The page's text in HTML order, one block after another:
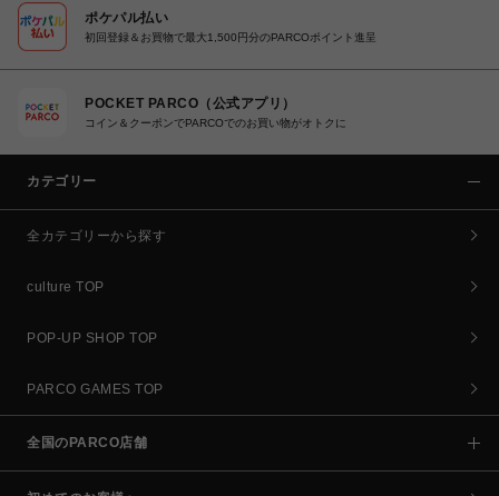
ポケパル払い
初回登録＆お買物で最大1,500円分のPARCOポイント進呈
POCKET PARCO（公式アプリ）
コイン＆クーポンでPARCOでのお買い物がオトクに
カテゴリー
全カテゴリーから探す
culture TOP
POP-UP SHOP TOP
PARCO GAMES TOP
全国のPARCO店舗